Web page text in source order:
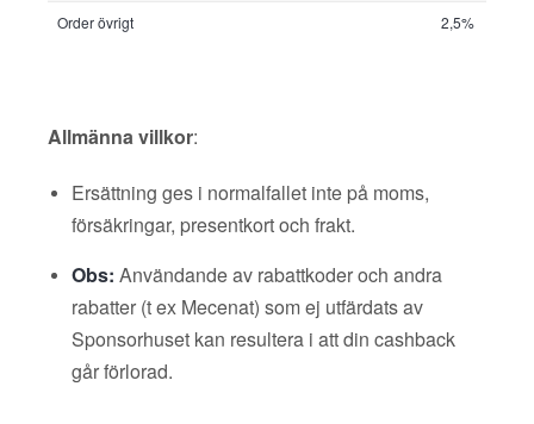
Order övrigt
2,5%
Allmänna villkor:
Ersättning ges i normalfallet inte på moms,
försäkringar, presentkort och frakt.
Obs: Användande av rabattkoder och andra
rabatter (t ex Mecenat) som ej utfärdats av
Sponsorhuset kan resultera i att din cashback
går förlorad.